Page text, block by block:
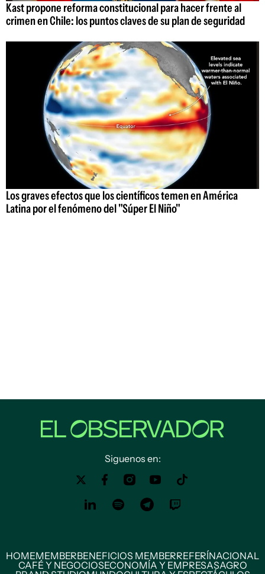
Kast propone reforma constitucional para hacer frente al
crimen en Chile: los puntos claves de su plan de seguridad
Los graves efectos que los científicos temen en América
Latina por el fenómeno del "Súper El Niño"
Siguenos en:
HOMEMEMBERBENEFICIOS MEMBERREFERÍNACIONAL
CAFÉ Y NEGOCIOSECONOMÍA Y EMPRESASAGRO